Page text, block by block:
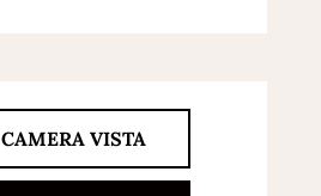
CAMERA VISTA